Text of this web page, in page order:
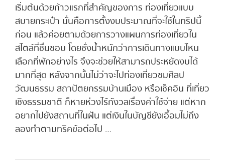
เริ่มต้นด้วยก้าวแรกที่สำคัญของการ ท่องเที่ยวแบบ
สบายกระเป๋า นั่นคือการตั้งงบประมาณที่จะใช้ในทริปนี้
ก่อน แล้วค่อยตามด้วยการวางแผนการท่องเที่ยวใน
สไตล์ที่ชื่นชอบ โดยชั่งน้ำหนักว่าการเดินทางแบบไหน
เลือกที่พักอย่างไร จึงจะช่วยให้สามารถประหยัดงบได้
มากที่สุด หลังจากนั้นไม่ว่าจะไปท่องเที่ยวชมศิลป
วัฒนธรรม สถาปัตยกรรมบ้านเมือง หรือเช็คอิน ที่เที่ยว
เชิงธรรมชาติ ก็หายห่วงไร้กังวลเรื่องค่าใช้จ่าย แต่หาก
อยากไปยังสถานที่ในฝัน แต่เงินในบัญชียังเอื้อมไม่ถึง
ลองทำตามทริคข้อต่อไป …